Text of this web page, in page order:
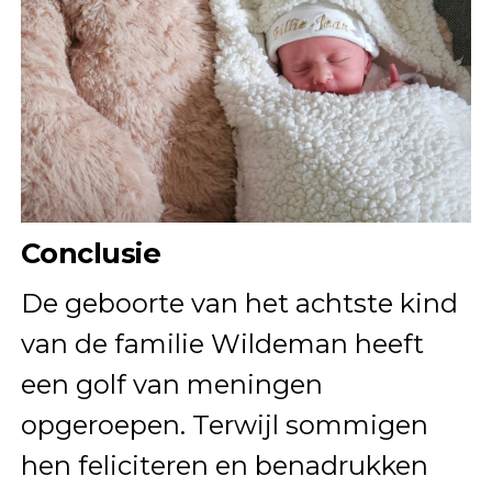
Conclusie
De geboorte van het achtste kind
van de familie Wildeman heeft
een golf van meningen
opgeroepen. Terwijl sommigen
hen feliciteren en benadrukken